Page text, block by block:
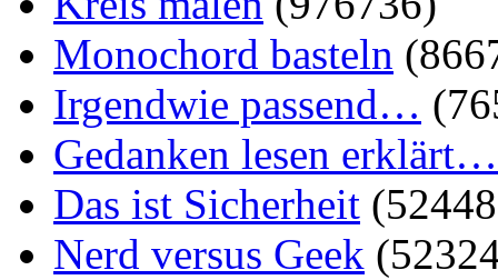
Monochord basteln
Irgendwie passend…
Gedanken lesen erklärt…
Das ist Sicherheit
Nerd versus Geek